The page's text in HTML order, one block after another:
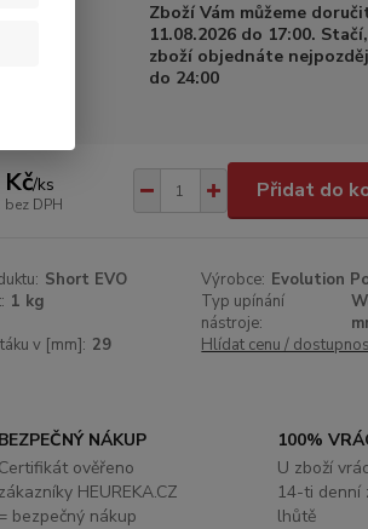
Zboží Vám můžeme
11.08.2026 do 17:00.
zboží objednáte
do 24:00
/ks
bez DPH
Přidat do
Short EVO Výrobce: Evolution
1 kg
Typ upínání
nástroje:
v [mm]: 29 Hlídat cenu /
BEZPEČNÝ NÁKUP
Certifikát ověřeno
zákazníky HEUREKA.CZ
= bezpečný nákup
100%
U zboží
14-ti denní
lhůtě